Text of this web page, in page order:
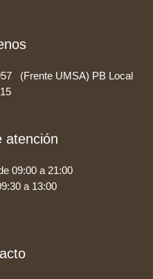
(Frente UMSA) PB Local
atención
09:00 a 21:00
a 13:00